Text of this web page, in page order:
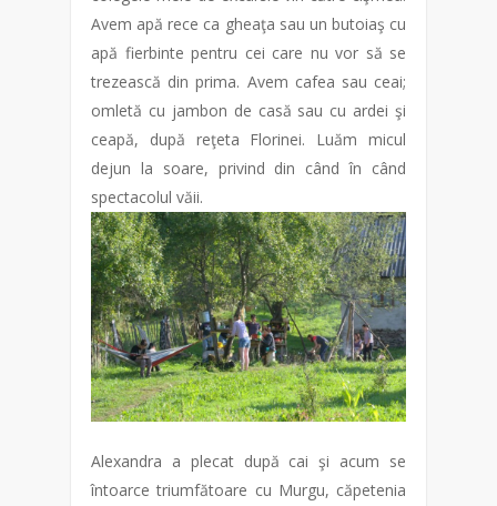
Avem apă rece ca gheaţa sau un butoiaş cu
apă fierbinte pentru cei care nu vor să se
trezească din prima. Avem cafea sau ceai;
omletă cu jambon de casă sau cu ardei şi
ceapă, după reţeta Florinei. Luăm micul
dejun la soare, privind din când în când
spectacolul văii.
Alexandra a plecat după cai şi acum se
întoarce triumfătoare cu Murgu, căpetenia